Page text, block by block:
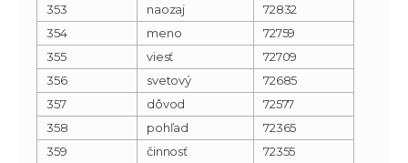
353
naozaj
72832
354
meno
72759
355
viesť
72709
356
svetový
72685
357
dôvod
72577
358
pohľad
72365
359
činnosť
72355